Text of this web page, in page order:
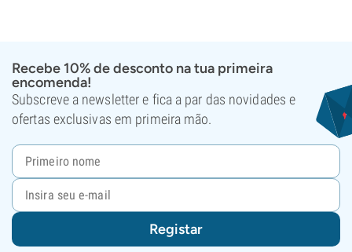
Recebe 10% de desconto na tua primeira
encomenda!
Subscreve a newsletter e fica a par das novidades e
ofertas exclusivas em primeira mão.
Registar